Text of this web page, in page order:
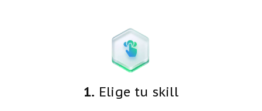
1. Elige tu skill